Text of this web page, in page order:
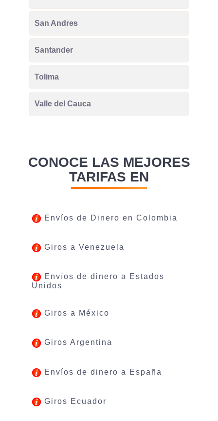
San Andres
Santander
Tolima
Valle del Cauca
CONOCE LAS MEJORES
TARIFAS EN
Envíos de Dinero en Colombia
Giros a Venezuela
Envíos de dinero a Estados
Unidos
Giros a México
Giros Argentina
Envíos de dinero a España
Giros Ecuador